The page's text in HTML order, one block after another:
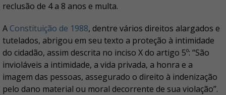
reclusão de 4 a 8 anos e multa.
A Constituição de 1988, dentre vários direitos alargados e
tutelados, abrigou em seu texto a proteção à intimidade
do cidadão, assim descrita no inciso X do artigo 5º: “São
invioláveis a intimidade, a vida privada, a honra e a
imagem das pessoas, assegurado o direito à indenização
pelo dano material ou moral decorrente de sua violação”.